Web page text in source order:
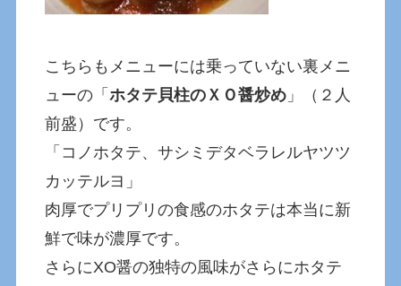
こちらもメニューには乗っていない裏メニ
ューの「ホタテ貝柱のＸＯ醤炒め 」（２人
前盛）です。
「コノホタテ、サシミデタベラレルヤツツ
カッテルヨ」
肉厚でプリプリの食感のホタテは本当に新
鮮で味が濃厚です。
さらにXO醤の独特の風味がさらにホタテ